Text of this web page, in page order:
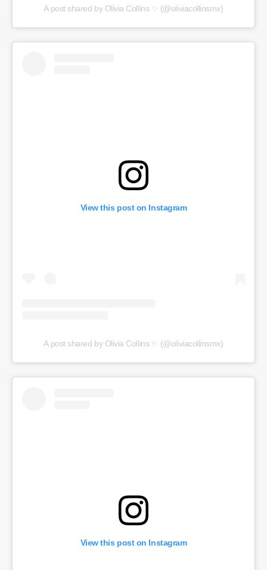
A post shared by Olivia Collins ✨ (@oliviacollinsmx)
View this post on Instagram
A post shared by Olivia Collins ✨ (@oliviacollinsmx)
View this post on Instagram